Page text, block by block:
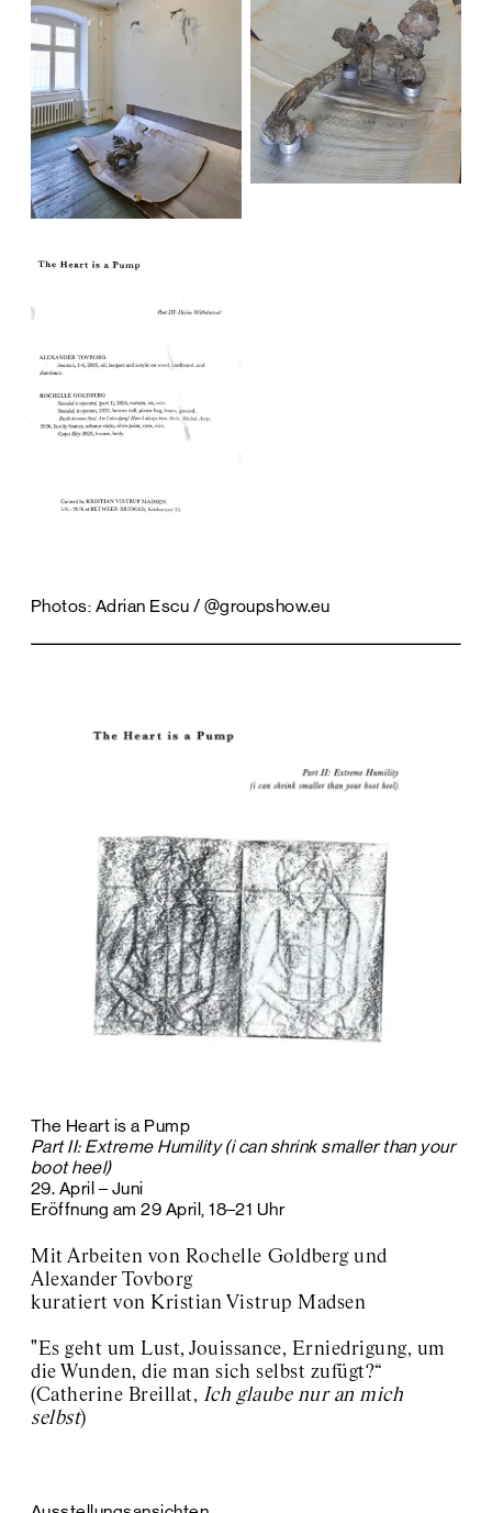
Photos: Adrian Escu / @groupshow.eu
The Heart is a Pump
Part II: Extreme Humility (i can shrink smaller than your
boot heel)
29. April – Juni
Eröffnung am 29 April, 18–21 Uhr
Mit Arbeiten von Rochelle Goldberg und
Alexander Tovborg
kuratiert von Kristian Vistrup Madsen
"Es geht um Lust, Jouissance, Erniedrigung, um
die Wunden, die man sich selbst zufügt?“
(Catherine Breillat, Ich glaube nur an mich
selbst)